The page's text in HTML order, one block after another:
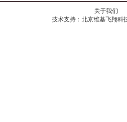
关于我们
技术支持：北京维基飞翔